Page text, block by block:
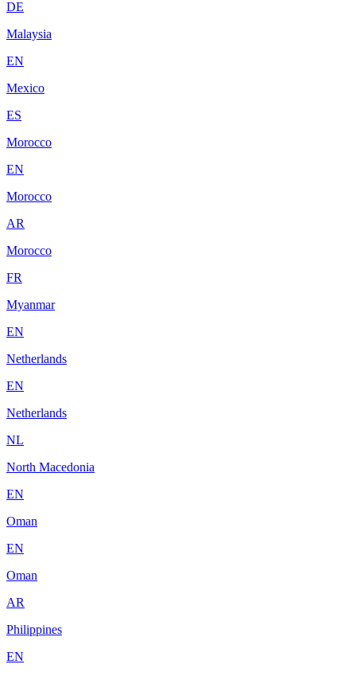
DE
Malaysia
EN
Mexico
ES
Morocco
EN
Morocco
AR
Morocco
FR
Myanmar
EN
Netherlands
EN
Netherlands
NL
North Macedonia
EN
Oman
EN
Oman
AR
Philippines
EN